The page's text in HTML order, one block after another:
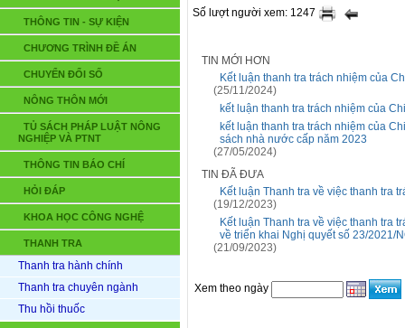
THÔNG TIN - SỰ KIỆN
CHƯƠNG TRÌNH ĐỀ ÁN
CHUYỂN ĐỔI SỐ
NÔNG THÔN MỚI
TỦ SÁCH PHÁP LUẬT NÔNG
NGHIỆP VÀ PTNT
THÔNG TIN BÁO CHÍ
HỎI ĐÁP
KHOA HỌC CÔNG NGHỆ
THANH TRA
Thanh tra hành chính
Thanh tra chuyên ngành
Thu hồi thuốc
Số lượt người xem: 1247
TIN MỚI HƠN
Kết luận thanh tra trách nhiệm của
(25/11/2024)
kết luận thanh tra trách nhiệm của
kết luận thanh tra trách nhiệm của
sách nhà nước cấp năm 2023
(27/05/2024)
TIN ĐÃ ĐƯA
Kết luận Thanh tra về việc thanh tra
(19/12/2023)
Kết luận Thanh tra về việc thanh tra
về triển khai Nghị quyết số 23/2021/
(21/09/2023)
Xem theo ngày